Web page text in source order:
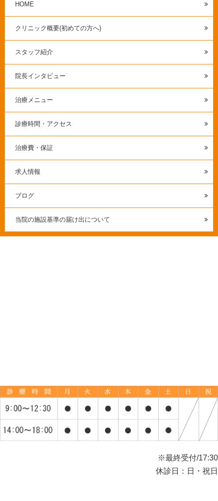
HOME
クリニック概要(初めての方へ)
スタッフ紹介
院長インタビュー
治療メニュー
診療時間・アクセス
治療費・保証
求人情報
ブログ
当院の施設基準の届け出について
※最終受付/17:30
休診日：日・祝日